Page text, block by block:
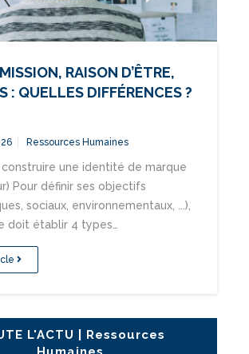
RAISON D’ÊTRE,
: QUELLES DIFFÉRENCES ?
Ressources Humaines
une identité de marque
Pour définir ses objectifs
sociaux, environnementaux, ...),
doit établir 4 types…
L'ACTU | Ressources